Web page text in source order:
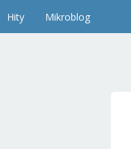
Hity Mikroblog